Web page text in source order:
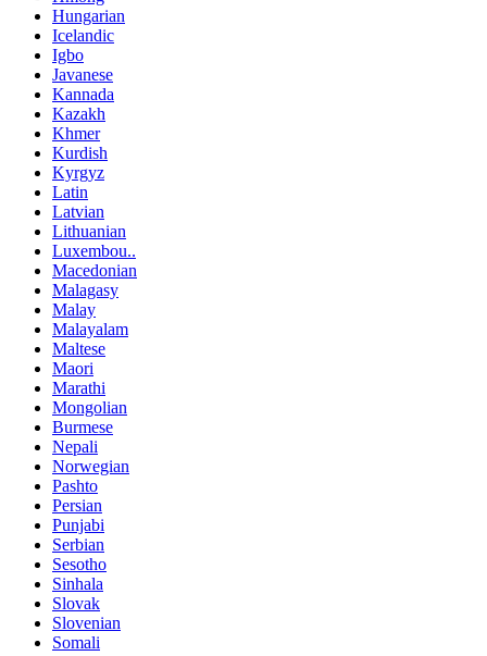
Hungarian
Icelandic
Igbo
Javanese
Kannada
Kazakh
Khmer
Kurdish
Kyrgyz
Latin
Latvian
Lithuanian
Luxembou..
Macedonian
Malagasy
Malay
Malayalam
Maltese
Maori
Marathi
Mongolian
Burmese
Nepali
Norwegian
Pashto
Persian
Punjabi
Serbian
Sesotho
Sinhala
Slovak
Slovenian
Somali